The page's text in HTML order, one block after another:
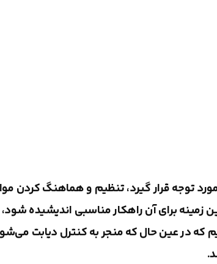
توجه قرار گیرد، تنظیم و هماهنگ كردن
زمینه برای آن راهكار مناسبی اندیشیده
در عین حال كه منجر به كنترل دیابت